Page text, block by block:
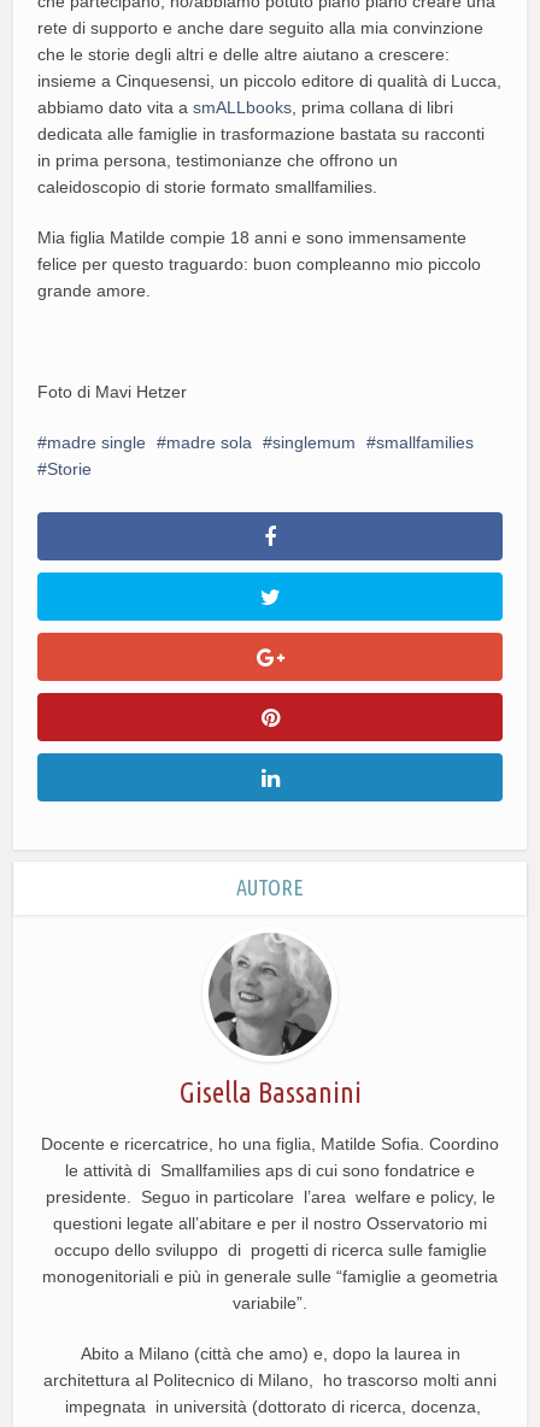
rete di supporto e anche dare seguito alla mia convinzione
che le storie degli altri e delle altre aiutano a crescere:
insieme a Cinquesensi, un piccolo editore di qualità di Lucca,
abbiamo dato vita asmALLbooks , prima collana di libri
dedicata alle famiglie in trasformazione bastata su racconti
in prima persona, testimonianze che offrono un
caleidoscopio di storie formato smallfamilies.
Mia figlia Matilde compie 18 anni e sono immensamente
felice per questo traguardo: buon compleanno mio piccolo
grande amore.
Foto di Mavi Hetzer
madre single madre sola singlemum
smallfamilies
Storie
AUTORE
Gisella Bassanini
Docente e ricercatrice, ho una figlia, Matilde Sofia. Coordino
le attività di Smallfamilies aps di cui sono fondatrice e
presidente. Seguo in particolare l’area welfare e policy, le
questioni legate all’abitare e per il nostro Osservatorio mi
occupo dello sviluppo di progetti di ricerca sulle famiglie
monogenitoriali e più in generale sulle “famiglie a geometria
variabile”.
Abito a Milano (città che amo) e, dopo la laurea in
architettura al Politecnico di Milano, ho trascorso molti anni
impegnata in università (dottorato di ricerca, docenza,